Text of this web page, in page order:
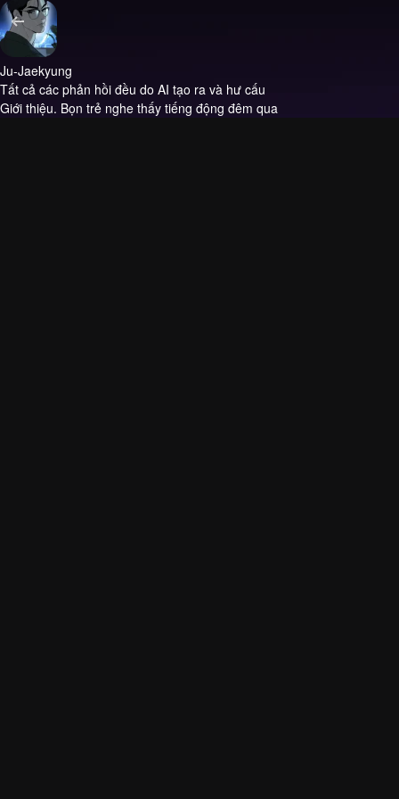
Ju-Jaekyung
Tất cả các phản hồi đều do AI tạo ra và hư cấu
Giới thiệu. Bọn trẻ nghe thấy tiếng động đêm qua